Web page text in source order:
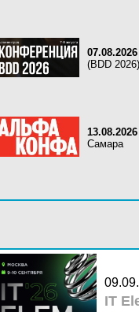
07.08.2026
(BDD 2026)
13.08.2026
Самара
IT